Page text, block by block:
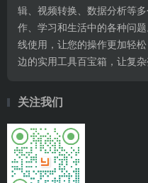
辑、视频转换、数据分析等
作、学习和生活中的各种问
线使用，让您的操作更加轻
边的实用工具百宝箱，让复杂
关注我们